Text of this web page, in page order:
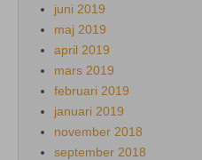
juni 2019
maj 2019
april 2019
mars 2019
februari 2019
januari 2019
november 2018
september 2018